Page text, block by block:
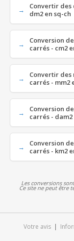
Convertir des
dm2 en sq-ch
Conversion
carrés - cm2
Convertir
carrés - mm2
Conversion
carrés - dam2
Conversion
carrés - km2
Les conversions
Ce site ne peut être
Votre avis |